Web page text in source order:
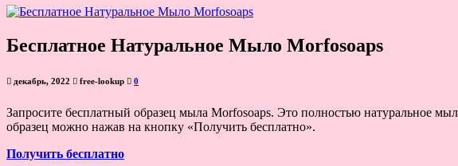
Бесплатное Натуральное Мыло Morfosoaps
декабрь, 2022 free-lookup 0
Запросите бесплатный образец мыла Morfosoaps. Это полностью натуральное
образец можно нажав на кнопку «Получить бесплатно».
Получить бесплатно